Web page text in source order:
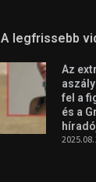
A legfrissebb
Az
fel a
és a